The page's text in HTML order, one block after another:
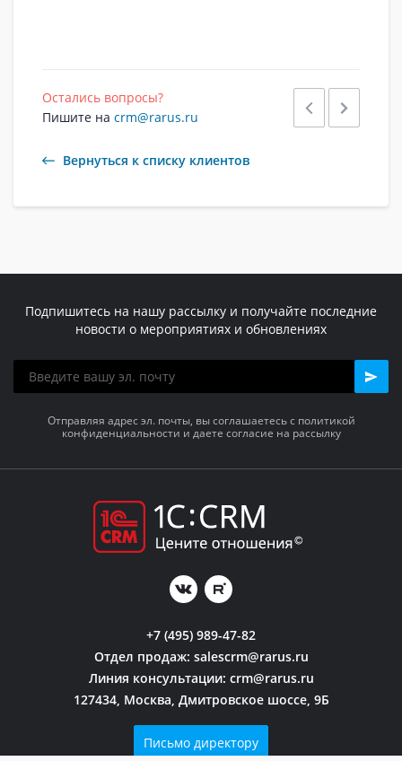
Остались вопросы?
Пишите на crm@rarus.ru
Вернуться к списку клиентов
Подпишитесь на нашу рассылку и получайте последние
новости о мероприятиях и обновлениях
Отправляя адрес эл. почты, вы соглашаетесь с политикой
конфиденциальности и даете согласие на рассылку
+7 (495) 989-47-82
Отдел продаж: salescrm@rarus.ru
Линия консультации: crm@rarus.ru
127434, Москва, Дмитровское шоссе, 9Б
Письмо директору